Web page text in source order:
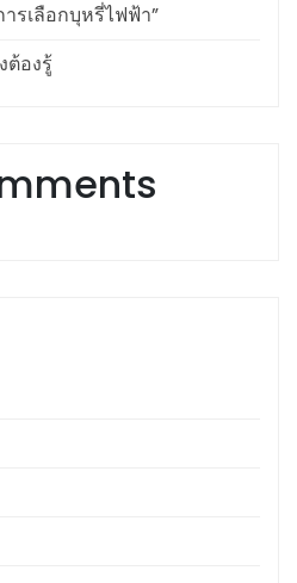
รเลือกบุหรี่ไฟฟ้า”
ต้องรู้